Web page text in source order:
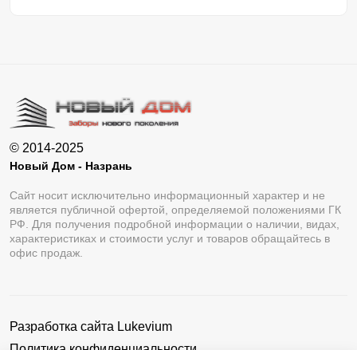
© 2014-2025
Новый Дом - Назрань
Сайт носит исключительно информационный характер и не
является публичной офертой, определяемой положениями ГК
РФ. Для получения подробной информации о наличии, видах,
характеристиках и стоимости услуг и товаров обращайтесь в
офис продаж.
Разработка сайта Lukevium